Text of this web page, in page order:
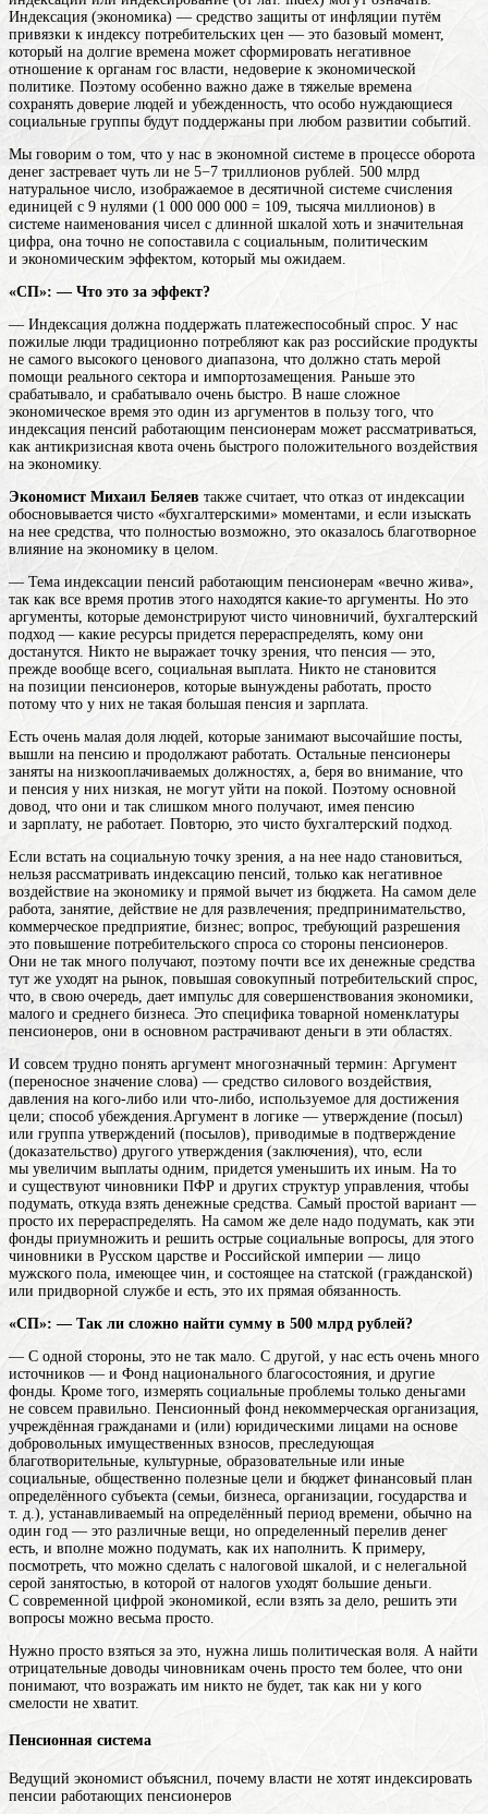
Индексация (экономика) — средство защиты от инфляции путём
привязки к индексу потребительских цен — это базовый момент,
который на долгие времена может сформировать негативное
отношение к органам гос власти, недоверие к экономической
политике. Поэтому особенно важно даже в тяжелые времена
сохранять доверие людей и убежденность, что особо нуждающиеся
социальные группы будут поддержаны при любом развитии событий.
Мы говорим о том, что у нас в экономной системе в процессе оборота
денег застревает чуть ли не 5−7 триллионов рублей. 500 млрд
натуральное число, изображаемое в десятичной системе счисления
единицей с 9 нулями (1 000 000 000 = 109, тысяча миллионов) в
системе наименования чисел с длинной шкалой хоть и значительная
цифра, она точно не сопоставила с социальным, политическим
и экономическим эффектом, который мы ожидаем.
«СП»: — Что это за эффект?
— Индексация должна поддержать платежеспособный спрос. У нас
пожилые люди традиционно потребляют как раз российские продукты
не самого высокого ценового диапазона, что должно стать мерой
помощи реального сектора и импортозамещения. Раньше это
срабатывало, и срабатывало очень быстро. В наше сложное
экономическое время это один из аргументов в пользу того, что
индексация пенсий работающим пенсионерам может рассматриваться,
как антикризисная квота очень быстрого положительного воздействия
на экономику.
Экономист Михаил Беляев также считает, что отказ от индексации
обосновывается чисто «бухгалтерскими» моментами, и если изыскать
на нее средства, что полностью возможно, это оказалось благотворное
влияние на экономику в целом.
— Тема индексации пенсий работающим пенсионерам «вечно жива»,
так как все время против этого находятся какие-то аргументы. Но это
аргументы, которые демонстрируют чисто чиновничий, бухгалтерский
подход — какие ресурсы придется перераспределять, кому они
достанутся. Никто не выражает точку зрения, что пенсия — это,
прежде вообще всего, социальная выплата. Никто не становится
на позиции пенсионеров, которые вынуждены работать, просто
потому что у них не такая большая пенсия и зарплата.
Есть очень малая доля людей, которые занимают высочайшие посты,
вышли на пенсию и продолжают работать. Остальные пенсионеры
заняты на низкооплачиваемых должностях, а, беря во внимание, что
и пенсия у них низкая, не могут уйти на покой. Поэтому основной
довод, что они и так слишком много получают, имея пенсию
и зарплату, не работает. Повторю, это чисто бухгалтерский подход.
Если встать на социальную точку зрения, а на нее надо становиться,
нельзя рассматривать индексацию пенсий, только как негативное
воздействие на экономику и прямой вычет из бюджета. На самом деле
работа, занятие, действие не для развлечения; предпринимательство,
коммерческое предприятие, бизнес; вопрос, требующий разрешения
это повышение потребительского спроса со стороны пенсионеров.
Они не так много получают, поэтому почти все их денежные средства
тут же уходят на рынок, повышая совокупный потребительский спрос,
что, в свою очередь, дает импульс для совершенствования экономики,
малого и среднего бизнеса. Это специфика товарной номенклатуры
пенсионеров, они в основном растрачивают деньги в эти областях.
И совсем трудно понять аргумент многозначный термин: Аргумент
(переносное значение слова) — средство силового воздействия,
давления на кого-либо или что-либо, используемое для достижения
цели; способ убеждения.Аргумент в логике — утверждение (посыл)
или группа утверждений (посылов), приводимые в подтверждение
(доказательство) другого утверждения (заключения) , что, если
мы увеличим выплаты одним, придется уменьшить их иным. На то
и существуют чиновники ПФР и других структур управления, чтобы
подумать, откуда взять денежные средства. Самый простой вариант —
просто их перераспределять. На самом же деле надо подумать, как эти
фонды приумножить и решить острые социальные вопросы, для этого
чиновники в Русском царстве и Российской империи — лицо
мужского пола, имеющее чин, и состоящее на статской (гражданской)
или придворной службе и есть, это их прямая обязанность.
«СП»: — Так ли сложно найти сумму в 500 млрд рублей?
— С одной стороны, это не так мало. С другой, у нас есть очень много
источников — и Фонд национального благосостояния, и другие
фонды. Кроме того, измерять социальные проблемы только деньгами
не совсем правильно. Пенсионный фонд некоммерческая организация,
учреждённая гражданами и (или) юридическими лицами на основе
добровольных имущественных взносов, преследующая
благотворительные, культурные, образовательные или иные
социальные, общественно полезные цели и бюджет финансовый план
определённого субъекта (семьи, бизнеса, организации, государства и
т. д.), устанавливаемый на определённый период времени, обычно на
один год — это различные вещи, но определенный перелив денег
есть, и вполне можно подумать, как их наполнить. К примеру,
посмотреть, что можно сделать с налоговой шкалой, и с нелегальной
серой занятостью, в которой от налогов уходят большие деньги.
С современной цифрой экономикой, если взять за дело, решить эти
вопросы можно весьма просто.
Нужно просто взяться за это, нужна лишь политическая воля. А найти
отрицательные доводы чиновникам очень просто тем более, что они
понимают, что возражать им никто не будет, так как ни у кого
смелости не хватит.
Пенсионная система
Ведущий экономист объяснил, почему власти не хотят индексировать
пенсии работающих пенсионеров